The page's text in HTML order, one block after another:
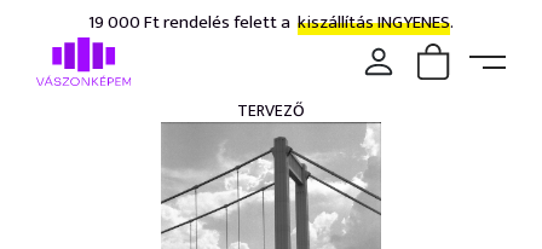
19 000 Ft rendelés felett a kiszállítás INGYENES.
TERVEZŐ